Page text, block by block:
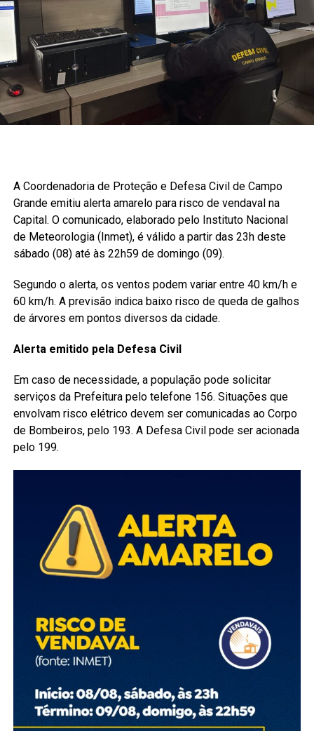
A Coordenadoria de Proteção e Defesa Civil de Campo
Grande emitiu alerta amarelo para risco de vendaval na
Capital. O comunicado, elaborado pelo Instituto Nacional
de Meteorologia (Inmet), é válido a partir das 23h deste
sábado (08) até às 22h59 de domingo (09).
Segundo o alerta, os ventos podem variar entre 40 km/h e
60 km/h. A previsão indica baixo risco de queda de galhos
de árvores em pontos diversos da cidade.
Alerta emitido pela Defesa Civil
Em caso de necessidade, a população pode solicitar
serviços da Prefeitura pelo telefone 156. Situações que
envolvam risco elétrico devem ser comunicadas ao Corpo
de Bombeiros, pelo 193. A Defesa Civil pode ser acionada
pelo 199.